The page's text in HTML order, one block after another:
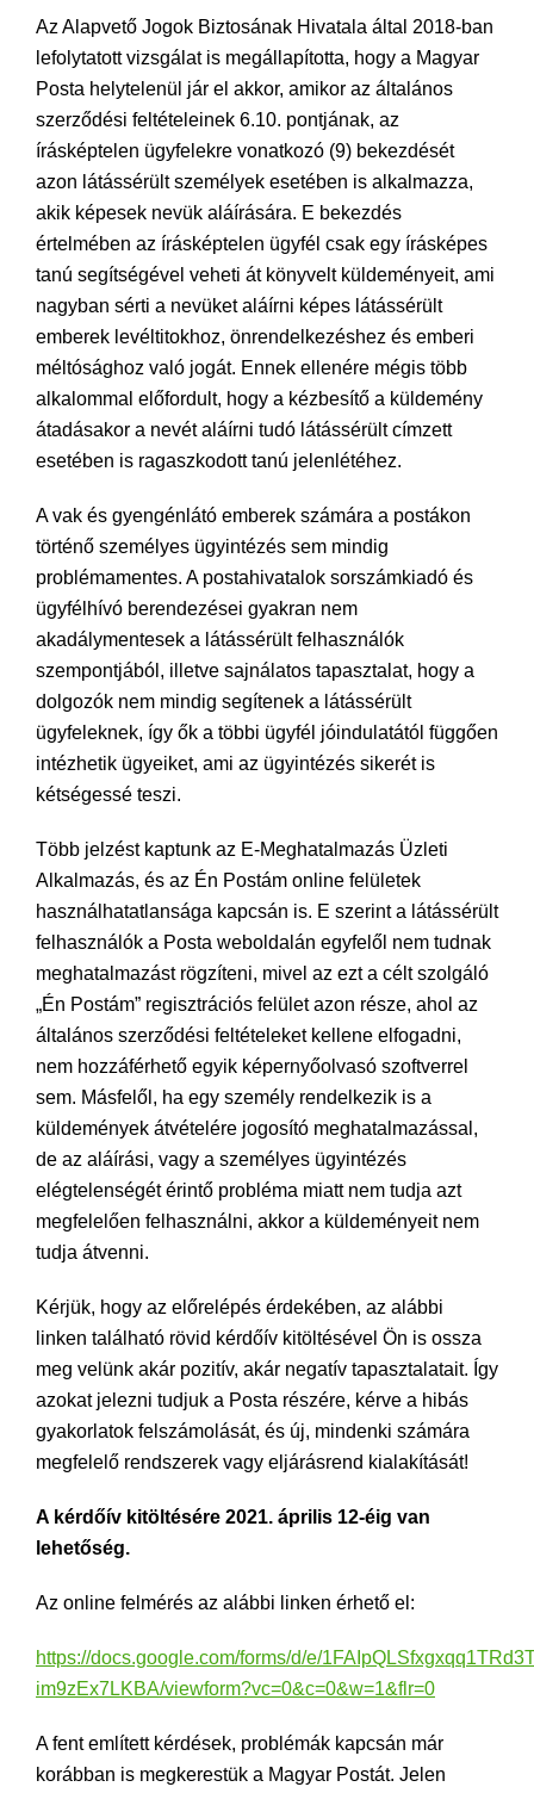
Az Alapvető Jogok Biztosának Hivatala által 2018-ban
lefolytatott vizsgálat is megállapította, hogy a Magyar
Posta helytelenül jár el akkor, amikor az általános
szerződési feltételeinek 6.10. pontjának, az
írásképtelen ügyfelekre vonatkozó (9) bekezdését
azon látássérült személyek esetében is alkalmazza,
akik képesek nevük aláírására. E bekezdés
értelmében az írásképtelen ügyfél csak egy írásképes
tanú segítségével veheti át könyvelt küldeményeit, ami
nagyban sérti a nevüket aláírni képes látássérült
emberek levéltitokhoz, önrendelkezéshez és emberi
méltósághoz való jogát. Ennek ellenére mégis több
alkalommal előfordult, hogy a kézbesítő a küldemény
átadásakor a nevét aláírni tudó látássérült címzett
esetében is ragaszkodott tanú jelenlétéhez.
A vak és gyengénlátó emberek számára a postákon
történő személyes ügyintézés sem mindig
problémamentes. A postahivatalok sorszámkiadó és
ügyfélhívó berendezései gyakran nem
akadálymentesek a látássérült felhasználók
szempontjából, illetve sajnálatos tapasztalat, hogy a
dolgozók nem mindig segítenek a látássérült
ügyfeleknek, így ők a többi ügyfél jóindulatától függően
intézhetik ügyeiket, ami az ügyintézés sikerét is
kétségessé teszi.
Több jelzést kaptunk az E-Meghatalmazás Üzleti
Alkalmazás, és az Én Postám online felületek
használhatatlansága kapcsán is. E szerint a látássérült
felhasználók a Posta weboldalán egyfelől nem tudnak
meghatalmazást rögzíteni, mivel az ezt a célt szolgáló
„Én Postám” regisztrációs felület azon része, ahol az
általános szerződési feltételeket kellene elfogadni,
nem hozzáférhető egyik képernyőolvasó szoftverrel
sem. Másfelől, ha egy személy rendelkezik is a
küldemények átvételére jogosító meghatalmazással,
de az aláírási, vagy a személyes ügyintézés
elégtelenségét érintő probléma miatt nem tudja azt
megfelelően felhasználni, akkor a küldeményeit nem
tudja átvenni.
Kérjük, hogy az előrelépés érdekében, az alábbi
linken található rövid kérdőív kitöltésével Ön is ossza
meg velünk akár pozitív, akár negatív tapasztalatait. Így
azokat jelezni tudjuk a Posta részére, kérve a hibás
gyakorlatok felszámolását, és új, mindenki számára
megfelelő rendszerek vagy eljárásrend kialakítását!
A kérdőív kitöltésére 2021. április 12-éig van
lehetőség.
Az online felmérés az alábbi linken érhető el:
https://docs.google.com/forms/d/e/
im9zEx7LKBA/viewform?vc=0&c=0&w=1&flr=0
A fent említett kérdések, problémák kapcsán már
korábban is megkerestük a Magyar Postát. Jelen